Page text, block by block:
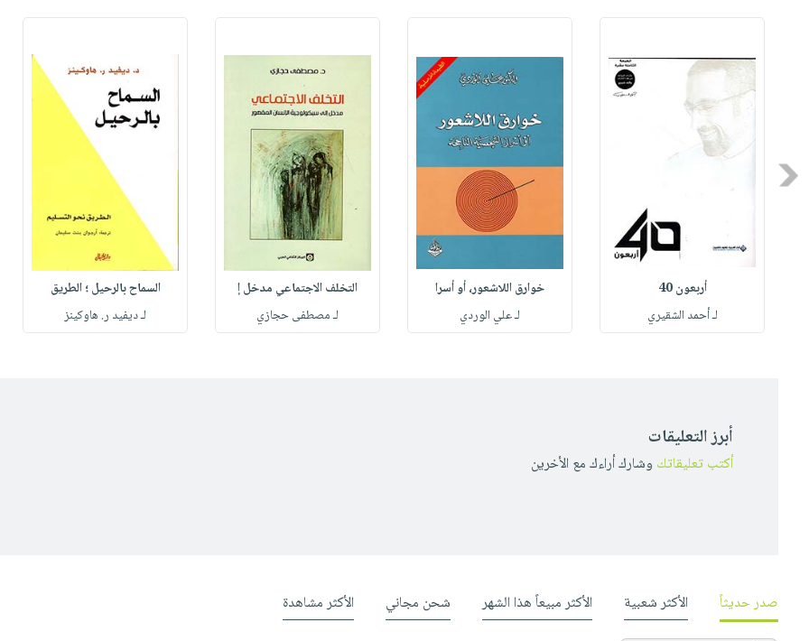
Previous
أربعون 40
لـ أحمد الشقيري
خوارق اللاشعور، أو أسرا
لـ علي الوردي
التخلف الاجتماعي مدخل إ
لـ مصطفى حجازي
السماح بالرحيل ؛ الطريق
لـ ديفيد ر. هاوكينز
أبرز التعليقات
أكتب تعليقاتك وشارك أراءك مع الأخرين
صدر حديثاً الأكثر شعبية الأكثر مبيعاً هذا الشهر شحن مجاني الأكثر مشاهدة